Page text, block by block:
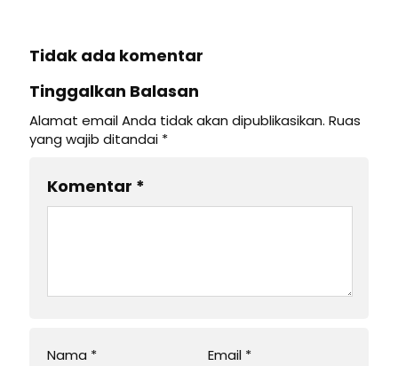
Tidak ada komentar
Tinggalkan Balasan
Alamat email Anda tidak akan dipublikasikan. Ruas
yang wajib ditandai *
Komentar *
Nama * Email *